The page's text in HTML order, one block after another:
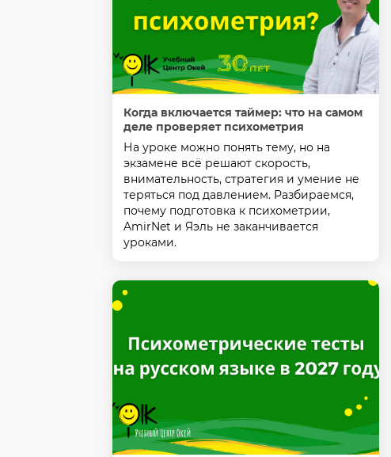
Когда включается таймер: что на самом
деле проверяет психометрия
На уроке можно понять тему, но на
экзамене всё решают скорость,
внимательность, стратегия и умение не
теряться под давлением. Разбираемся,
почему подготовка к психометрии,
AmirNet и Яэль не заканчивается
уроками.